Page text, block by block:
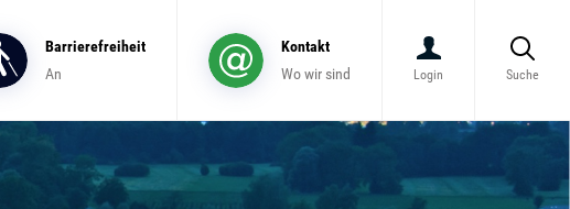
Barrierefreiheit
An
Kontakt
Wo wir sind
Login Suche